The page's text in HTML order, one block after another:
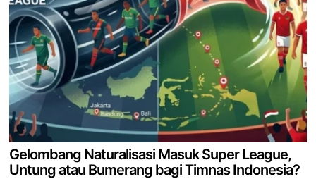
Gelombang Naturalisasi Masuk Super League,
Untung atau Bumerang bagi Timnas Indonesia?